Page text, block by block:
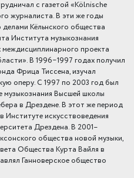
с газетой «Kölnische
журна­листа. В эти же годы
Кёльнского общества
Института музыкознания
междис­цип­­линарного проекта
В 1996‒1997 годах получил
Фри­ца Тиссена, изучал
опе­ру. С 1997 по 2003 год был
му­зыкозна­ния Выс­шей школы
в Дрез­де­не. В этот же период
Институте искусствове­дения
Дрездена. В 2001–
общества новой музыки,
Общества Курта Вайля в
Ганноверское общество